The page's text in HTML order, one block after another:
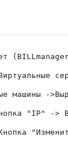
машины -
"IP" ->